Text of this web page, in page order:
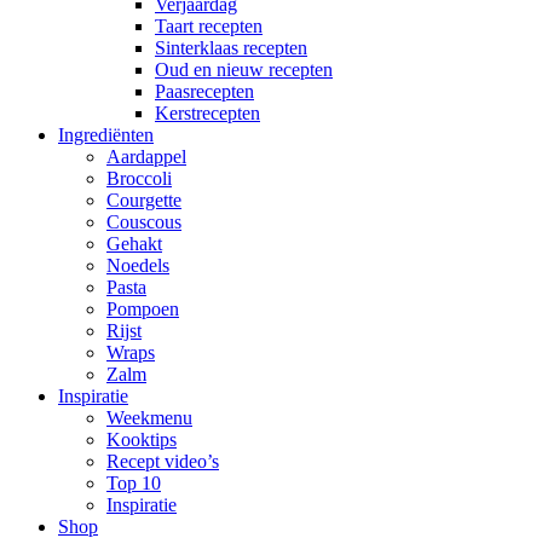
Verjaardag
Taart recepten
Sinterklaas recepten
Oud en nieuw recepten
Paasrecepten
Kerstrecepten
Ingrediënten
Aardappel
Broccoli
Courgette
Couscous
Gehakt
Noedels
Pasta
Pompoen
Rijst
Wraps
Zalm
Inspiratie
Weekmenu
Kooktips
Recept video’s
Top 10
Inspiratie
Shop